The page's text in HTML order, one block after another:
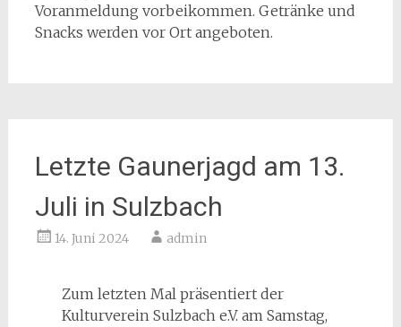
Voranmeldung vorbeikommen. Getränke und
Snacks werden vor Ort angeboten.
Letzte Gaunerjagd am 13.
Juli in Sulzbach
14. Juni 2024 admin
Zum letzten Mal präsentiert der
Kulturverein Sulzbach e.V. am Samstag,